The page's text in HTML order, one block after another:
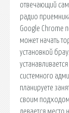
отвечающий
радио
Google Chrome
может начать
установкой
системного
планируете
своим
девается место